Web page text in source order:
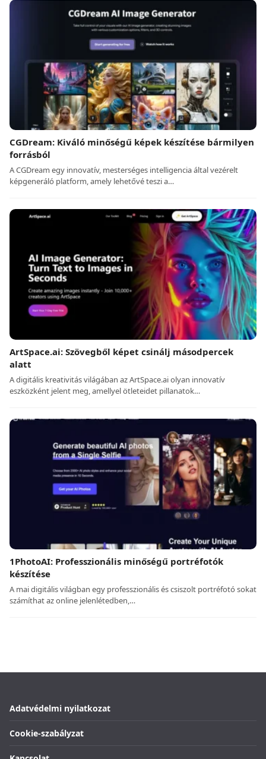
CGDream: Kiváló minőségű képek készítése bármilyen
forrásból
A CGDream egy innovatív, mesterséges intelligencia által vezérelt
képgeneráló platform, amely lehetővé teszi a…
ArtSpace.ai: Szövegből képet csinálj másodpercek
alatt
A digitális kreativitás világában az ArtSpace.ai olyan innovatív
eszközként jelent meg, amellyel ötleteidet pillanatok…
1PhotoAI: Professzionális minőségű portréfotók
készítése
A mai digitális világban egy professzionális és csiszolt portréfotó sokat
számíthat az online jelenlétedben,…
Adatvédelmi nyilatkozat
Cookie-szabályzat